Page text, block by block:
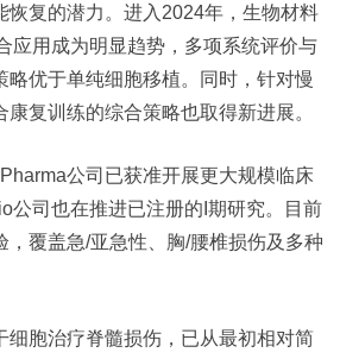
恢复的潜力。进入2024年，生物材料
应用成为明显趋势，多项系统评价与
略优于单纯细胞移植。同时，针对慢
复训练的综合策略也取得新进展。
公司已获准开展更大规模临床
公司也在推进已注册的I期研究。目前
，覆盖急/亚急性、胸/腰椎损伤及多种
细胞治疗脊髓损伤，已从最初相对简